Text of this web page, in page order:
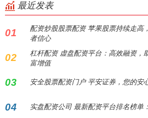
最近发表
01
配资炒股股票配资 苹果股票持续走高
者信心
02
杠杆配资 虚盘配资平台：高效融资，
富增值
03 安全股票配资门户 平安证券，您的安
04 实盘配资公司 最新配资平台排名榜单